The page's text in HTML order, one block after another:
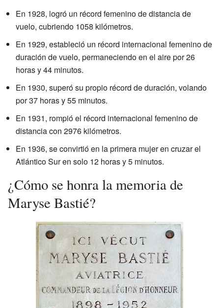
En 1928, logró un récord femenino de distancia de
vuelo, cubriendo 1058 kilómetros.
En 1929, estableció un récord internacional femenino de
duración de vuelo, permaneciendo en el aire por 26
horas y 44 minutos.
En 1930, superó su propio récord de duración, volando
por 37 horas y 55 minutos.
En 1931, rompió el récord internacional femenino de
distancia con 2976 kilómetros.
En 1936, se convirtió en la primera mujer en cruzar el
Atlántico Sur en solo 12 horas y 5 minutos.
¿Cómo se honra la memoria de
Maryse Bastié?